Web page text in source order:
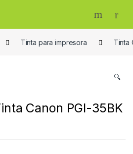
Tinta para impresora Tinta
🔍
Canon PGI-35BK